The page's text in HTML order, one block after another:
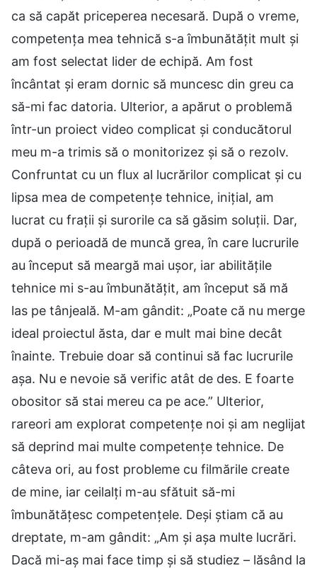
ca să capăt priceperea necesară. După o vreme,
competența mea tehnică s-a îmbunătățit mult și
am fost selectat lider de echipă. Am fost
încântat și eram dornic să muncesc din greu ca
să-mi fac datoria. Ulterior, a apărut o problemă
într-un proiect video complicat și conducătorul
meu m-a trimis să o monitorizez și să o rezolv.
Confruntat cu un flux al lucrărilor complicat și cu
lipsa mea de competențe tehnice, inițial, am
lucrat cu frații și surorile ca să găsim soluții. Dar,
după o perioadă de muncă grea, în care lucrurile
au început să meargă mai ușor, iar abilitățile
tehnice mi s-au îmbunătățit, am început să mă
las pe tânjeală. M-am gândit: „Poate că nu merge
ideal proiectul ăsta, dar e mult mai bine decât
înainte. Trebuie doar să continui să fac lucrurile
așa. Nu e nevoie să verific atât de des. E foarte
obositor să stai mereu ca pe ace.” Ulterior,
rareori am explorat competențe noi și am neglijat
să deprind mai multe competențe tehnice. De
câteva ori, au fost probleme cu filmările create
de mine, iar ceilalți m-au sfătuit să-mi
îmbunătățesc competențele. Deși știam că au
dreptate, m-am gândit: „Am și așa multe lucrări.
Dacă mi-aș mai face timp și să studiez – lăsând la